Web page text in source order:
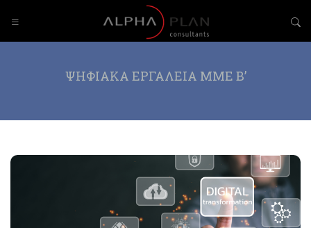
ΨΗΦΙΑΚΑ ΕΡΓΑΛΕΙΑ MME Β’